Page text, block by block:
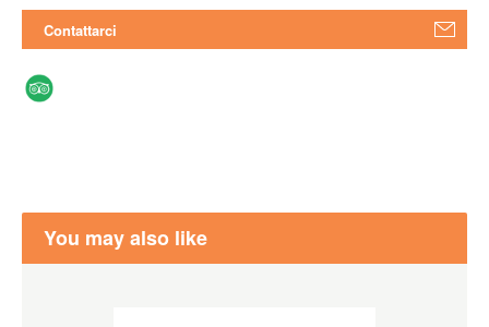
Contattarci
You may also like